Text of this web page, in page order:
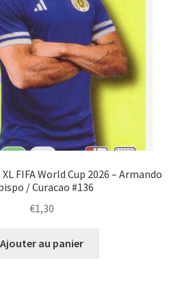
FIFA World Cup 2026 – Armando
/ Curacao #136
€1,30
Ajouter au panier